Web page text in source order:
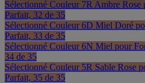
Sélectionné Couleur 7R Ambre Rose
Parfait, 32 de 35
Sélectionné Couleur 6D Miel Doré
Parfait, 33 de 35
Sélectionné Couleur 6N Miel pour
34 de 35
Sélectionné Couleur 5R Sable Rose
Parfait, 35 de 35